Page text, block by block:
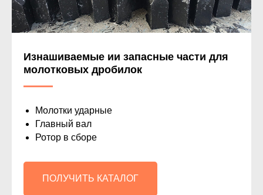
Изнашиваемые ии запасные части для
молотковых дробилок
Молотки ударные
Главный вал
Ротор в сборе
ПОЛУЧИТЬ КАТАЛОГ
ответят наиболее полно, если вы заранее
укажете ваш вопрос.